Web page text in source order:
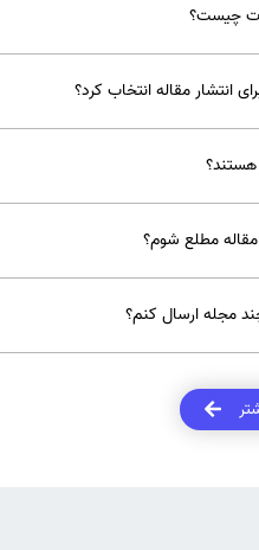
چیست؟
استفاده در رتبه‌بندی مجلات
انتشار مقاله انتخاب کرد؟
موضوعی، کیفیت داوری، ضریب
بررسی رتبه‌بندی‌ها نیز می‌تواند به
هستند؟
هستند. برخی مجلات ممکن است
در سیستم‌های رتبه‌بندی شناخته
مطلع شوم؟
استفاده از سیستم‌های پیگیری
پذیرش مقاله خود را بررسی
مجله ارسال کنم؟
بهتر است پس از دریافت پاسخ از
دیگری ارسال کنید.